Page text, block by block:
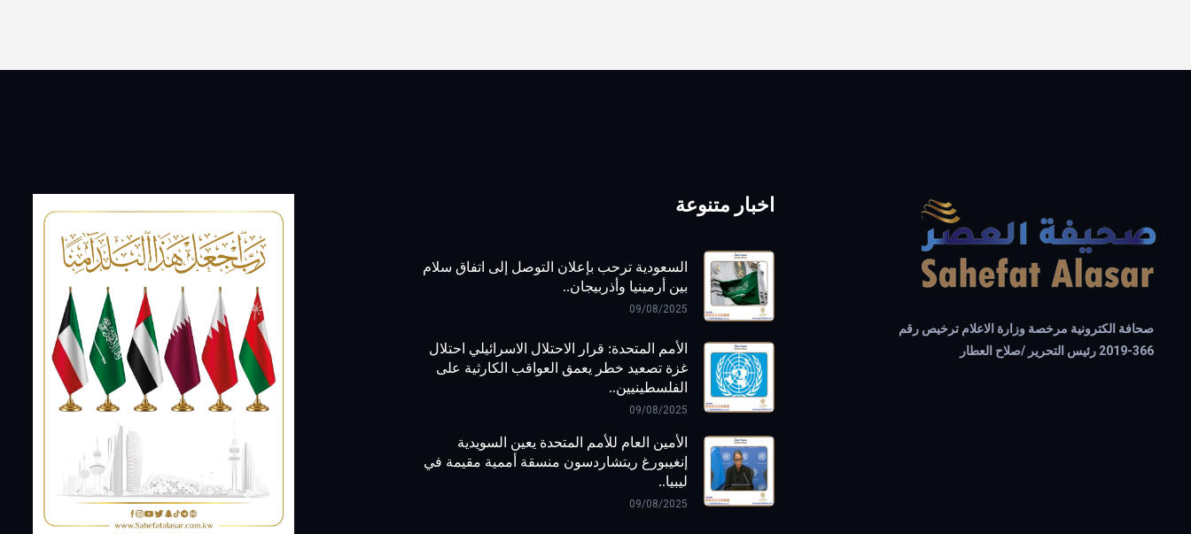
صحافة الكترونية مرخصة وزارة الاعلام ترخيص رقم
366-2019 رئيس التحرير /صلاح العطار
اخبار متنوعة
السعودية ترحب بإعلان التوصل إلى اتفاق سلام
بين أرمينيا وأذربيجان..
09/08/2025
الأمم المتحدة: قرار الاحتلال الاسرائيلي احتلال
غزة تصعيد خطر يعمق العواقب الكارثية على
الفلسطينيين..
09/08/2025
الأمين العام للأمم المتحدة يعين السويدية
إنغيبورغ ريتشاردسون منسقة أممية مقيمة في
ليبيا..
09/08/2025